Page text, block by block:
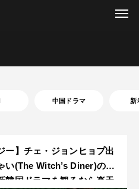
中国ドラマ 新
ー】チェ・ジョンヒョプ出
い(The Witch’s Diner)の配
韓国ドラマを観るなら楽天